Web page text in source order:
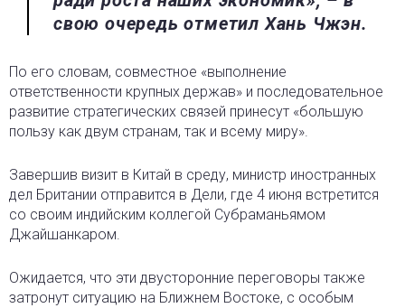
свою очередь отметил Хань Чжэн.
По его словам, совместное «выполнение
ответственности крупных держав» и последовательное
развитие стратегических связей принесут «большую
пользу как двум странам, так и всему миру».
Завершив визит в Китай в среду, министр иностранных
дел Британии отправится в Дели, где 4 июня встретится
со своим индийским коллегой Субраманьямом
Джайшанкаром.
Ожидается, что эти двусторонние переговоры также
затронут ситуацию на Ближнем Востоке, с особым